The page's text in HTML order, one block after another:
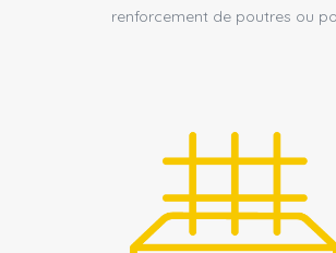
renforcement de poutres ou